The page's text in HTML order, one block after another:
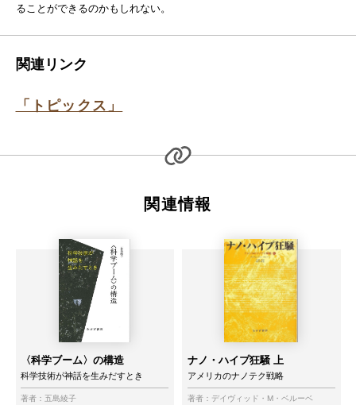
ることができるのかもしれない。
関連リンク
「トピックス」
関連情報
〈科学ブーム〉の構造
科学技術が神話を生みだすとき
著者： 五島綾子
ナノ・ハイプ狂騒 上
アメリカのナノテク戦略
著者： デイヴィッド・M・ベルーベ